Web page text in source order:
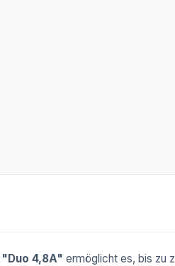
4,8A" ermöglicht es, bis zu